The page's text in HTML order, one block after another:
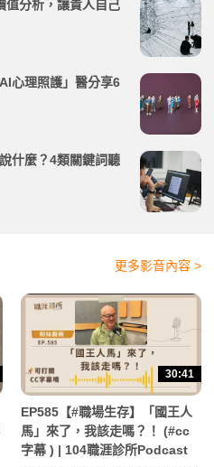
值分析，讓貴人自己
心理照護」醫分享6
什麼？4類關鍵詞聽
更多影音內容 >
30:41
EP585【#職場生存】「國王人
馬」來了，我該走嗎？！ (#cc
字幕 ) | 104職涯診所Podcast